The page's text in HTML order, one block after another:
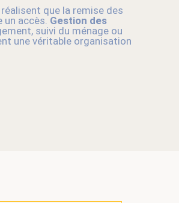
que la remise des
accès. Gestion des
suivi du ménage ou
une véritable organisation